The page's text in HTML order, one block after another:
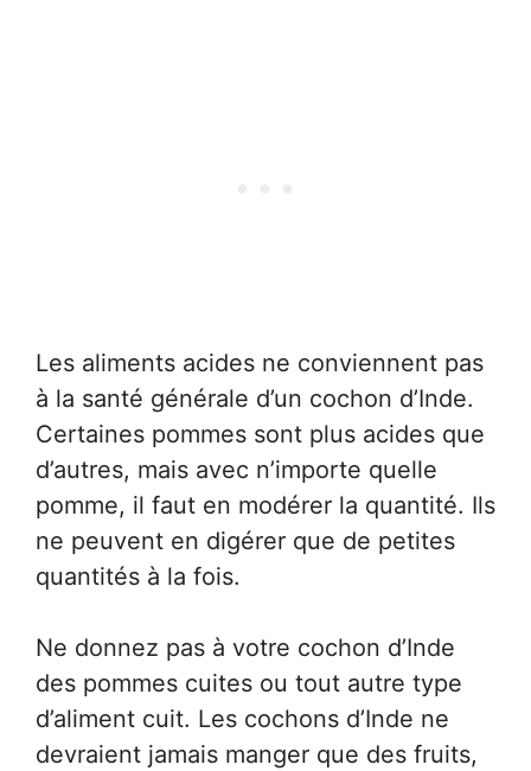
Les aliments acides ne conviennent pas
à la santé générale d’un cochon d’Inde.
Certaines pommes sont plus acides que
d’autres, mais avec n’importe quelle
pomme, il faut en modérer la quantité. Ils
ne peuvent en digérer que de petites
quantités à la fois.
Ne donnez pas à votre cochon d’Inde
des pommes cuites ou tout autre type
d’aliment cuit. Les cochons d’Inde ne
devraient jamais manger que des fruits,